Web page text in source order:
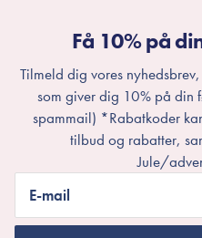
Få 10% på
Tilmeld dig vores
som giver dig 10% på din
spammail) *Rabatkoder
tilbud og rabatter,
Jule/
E-mail